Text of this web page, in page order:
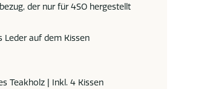
der nur für 4SO hergestellt
auf dem Kissen
Teakholz | Inkl. 4 Kissen